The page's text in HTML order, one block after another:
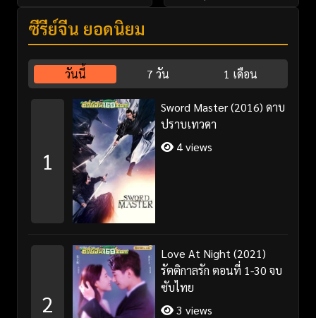
ซีรี่ย์จีน ยอดนิยม
วันนี้ 7 วัน 1 เดือน
1
Sword Master (2016) ดาบ
ปราบเทวดา
4 views
2
Love At Night (2021)
รัตติกาลรัก ตอนที่ 1-30 จบ
ซับไทย
3 views